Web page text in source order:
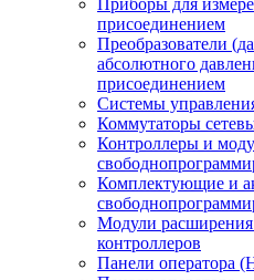
Приборы для
присоединением
Преобразователи
абсолютного
присоединением
Системы
Коммутаторы
Контроллеры и
Комплектующие и
Модули
контроллеров
Панели оператора